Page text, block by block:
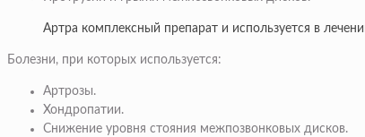
Артра комплексный препарат и используется в
Болезни, при которых используется:
Артрозы.
Хондропатии.
Снижение уровня стояния межпозвонковых дисков.